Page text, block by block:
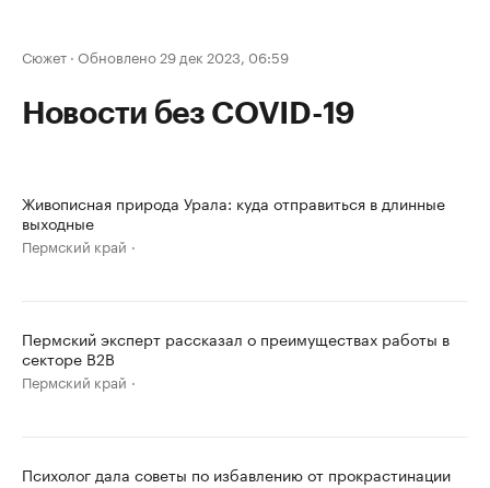
Сюжет · Обновлено 29 дек 2023, 06:59
Новости без COVID-19
Живописная природа Урала: куда отправиться в длинные
выходные
Пермский край
Пермский эксперт рассказал о преимуществах работы в
секторе B2B
Пермский край
Психолог дала советы по избавлению от прокрастинации